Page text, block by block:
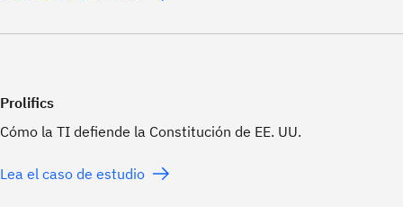
Prolifics
Cómo la TI defiende la Constitución de EE. UU.
Lea el caso de estudio